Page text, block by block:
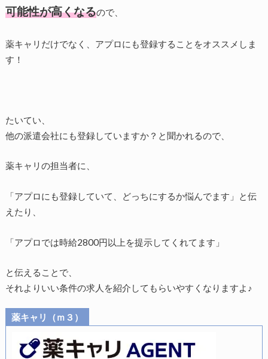
可能性が高くなるので、
薬キャリだけでなく、アプロにも登録することをオススメしま
す！
たいてい、
他の派遣会社にも登録していますか？と聞かれるので、
薬キャリの担当者に、
「アプロにも登録していて、どっちにするか悩んでます」と伝
えたり、
「アプロでは時給2800円以上を提示してくれてます」
と伝えることで、
それよりいい条件の求人を紹介してもらいやすくなりますよ♪
薬キャリ（ｍ３）